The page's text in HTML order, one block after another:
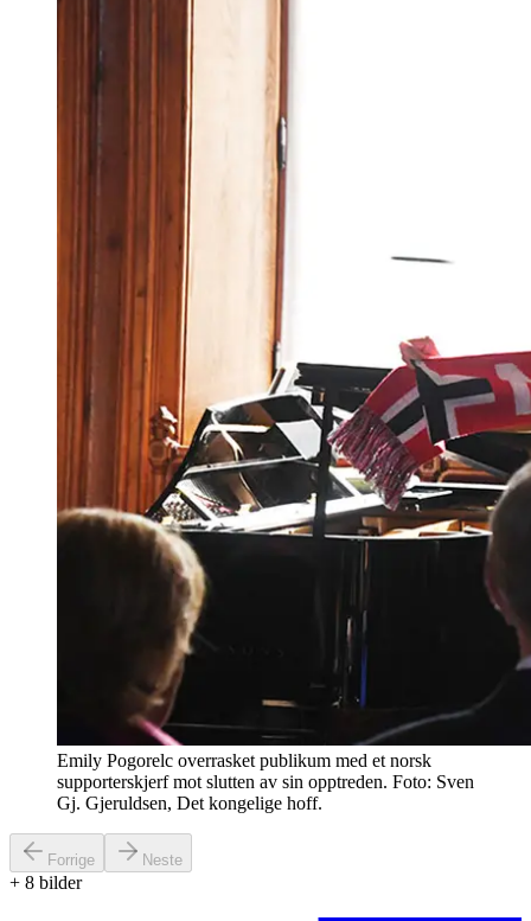
Emily Pogorelc overrasket publikum med et norsk
supporterskjerf mot slutten av sin opptreden. Foto: Sven
Gj. Gjeruldsen, Det kongelige hoff.
Forrige Neste
+ 8 bilder